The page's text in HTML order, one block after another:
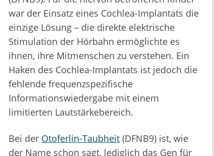
war der Einsatz eines Cochlea-Implantats die
einzige Lösung – die direkte elektrische
Stimulation der Hörbahn ermöglichte es
ihnen, ihre Mitmenschen zu verstehen. Ein
Haken des Cochlea-Implantats ist jedoch die
fehlende frequenzspezifische
Informationswiedergabe mit einem
limitierten Lautstärkebereich.
Bei der Otoferlin-Taubheit (DFNB9) ist, wie
der Name schon sagt, lediglich das Gen für